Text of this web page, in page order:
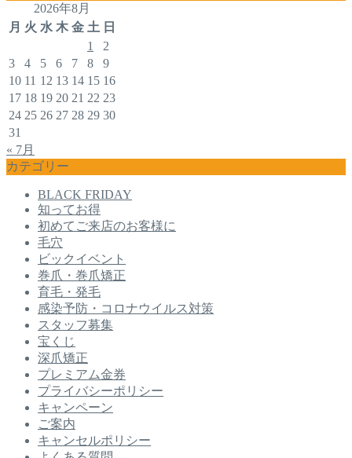
2026年8月
月 火 水 木 金 土 日
1
2
3
4 5 6 7 8
9
10 11 12 13 14 15 16
17 18 19 20 21 22 23
24 25 26 27 28 29 30
31
« 7月
カテゴリー
BLACK FRIDAY
知ってお得
初めてご来店のお客様に
毛穴
ビックイベント
巻爪・巻爪矯正
育毛・発毛
感染予防・コロナウイルス対策
スタッフ募集
宝くじ
深爪矯正
プレミアム金券
プライバシーポリシー
キャンペーン
ご案内
キャンセルポリシー